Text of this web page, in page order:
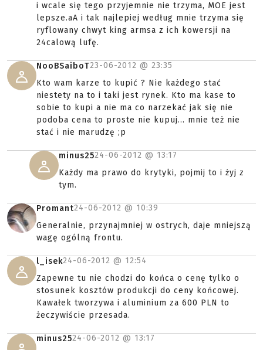
i wcale się tego przyjemnie nie trzyma, MOE jest
lepsze.aA i tak najlepiej według mnie trzyma się
ryflowany chwyt king armsa z ich kowersji na
24calową lufę.
NooBSaiboT23-06-2012 @ 23:35
Kto wam karze to kupić ? Nie każdego stać
niestety na to i taki jest rynek. Kto ma kase to
sobie to kupi a nie ma co narzekać jak się nie
podoba cena to proste nie kupuj... mnie też nie
stać i nie marudzę ;p
minus2524-06-2012 @ 13:17
Każdy ma prawo do krytyki, pojmij to i żyj z
tym.
Promant24-06-2012 @ 10:39
Generalnie, przynajmniej w ostrych, daje mniejszą
wagę ogólną frontu.
l_isek24-06-2012 @ 12:54
Zapewne tu nie chodzi do końca o cenę tylko o
stosunek kosztów produkcji do ceny końcowej.
Kawałek tworzywa i aluminium za 600 PLN to
żeczywiście przesada.
minus2524-06-2012 @ 13:17